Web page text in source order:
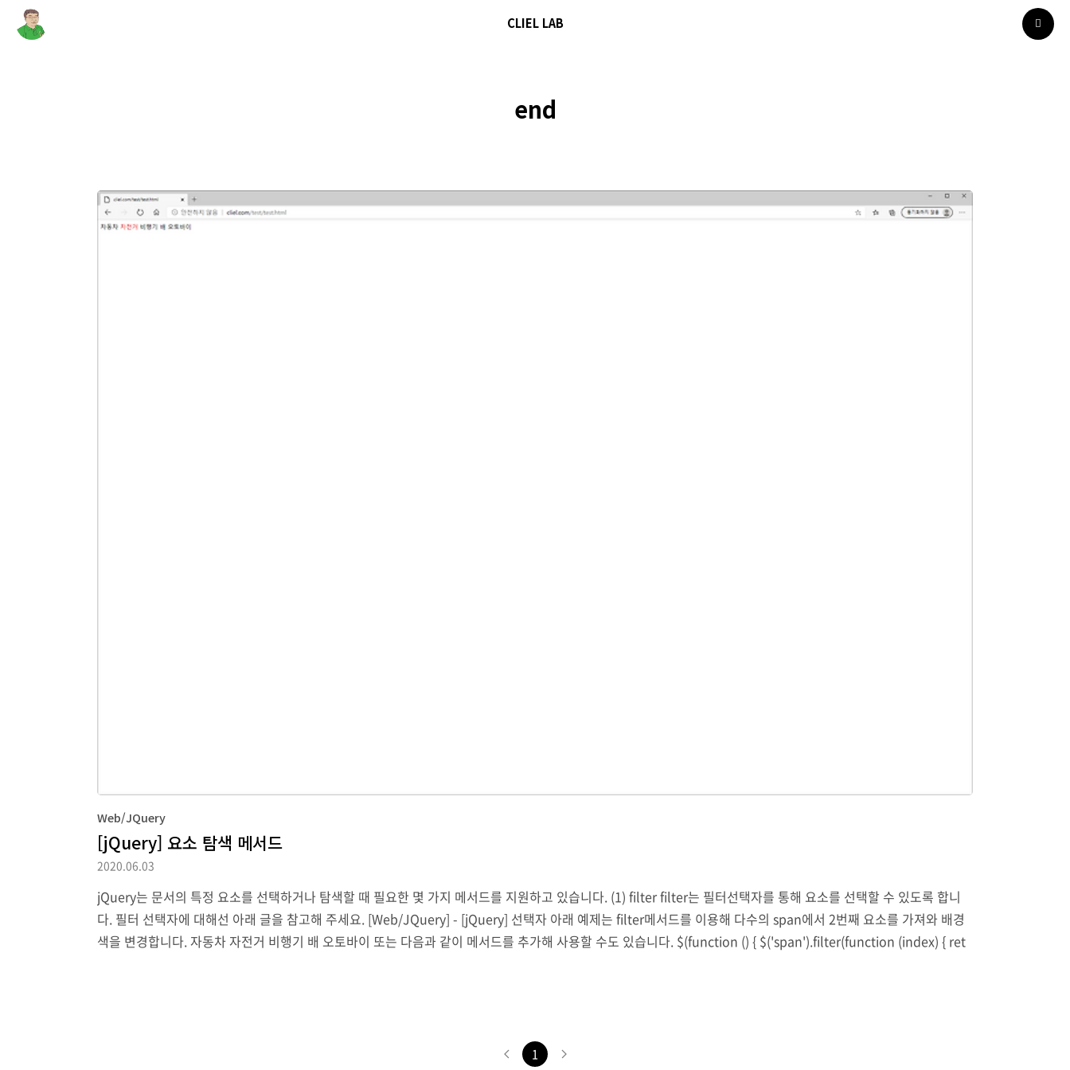
CLIEL LAB
end
Web/JQuery
[jQuery] 요소 탐색 메서드
2020.06.03
jQuery는 문서의 특정 요소를 선택하거나 탐색할 때 필요한 몇 가지 메서드를 지원하고 있습니다. (1) filter filter는 필터선택자를 통해 요소를 선택할 수 있도록 합니
다. 필터 선택자에 대해선 아래 글을 참고해 주세요. [Web/JQuery] - [jQuery] 선택자 아래 예제는 filter메서드를 이용해 다수의 span에서 2번째 요소를 가져와 배경
색을 변경합니다. 자동차 자전거 비행기 배 오토바이 또는 다음과 같이 메서드를 추가해 사용할 수도 있습니다. $(function () { $('span').filter(function (index) { ret
1